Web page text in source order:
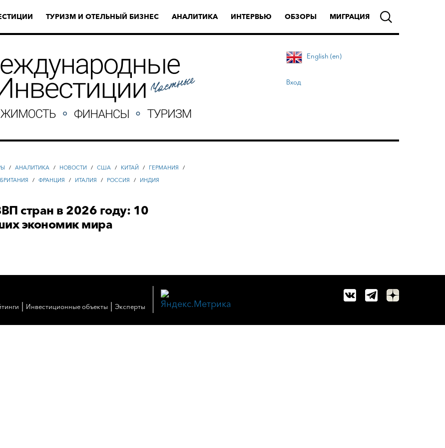
ТУРИЗМ И ОТЕЛЬНЫЙ БИЗНЕС АНАЛИТИКА ИНТЕРВЬЮ ОБЗОРЫ МИГРАЦИЯ
English (en)
Вход
/ АНАЛИТИКА / НОВОСТИ / США / КИТАЙ / ГЕРМАНИЯ
/
/ ФРАНЦИЯ / ИТАЛИЯ / РОССИЯ /
ИНДИЯ
стран в 2026 году: 10
экономик мира
Инвестиционные объекты Эксперты